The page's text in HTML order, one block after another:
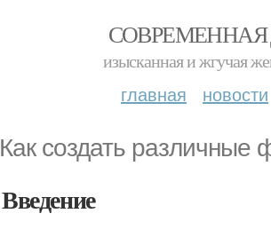
изысканная и жгучая
главная новости
Как создать
Введение